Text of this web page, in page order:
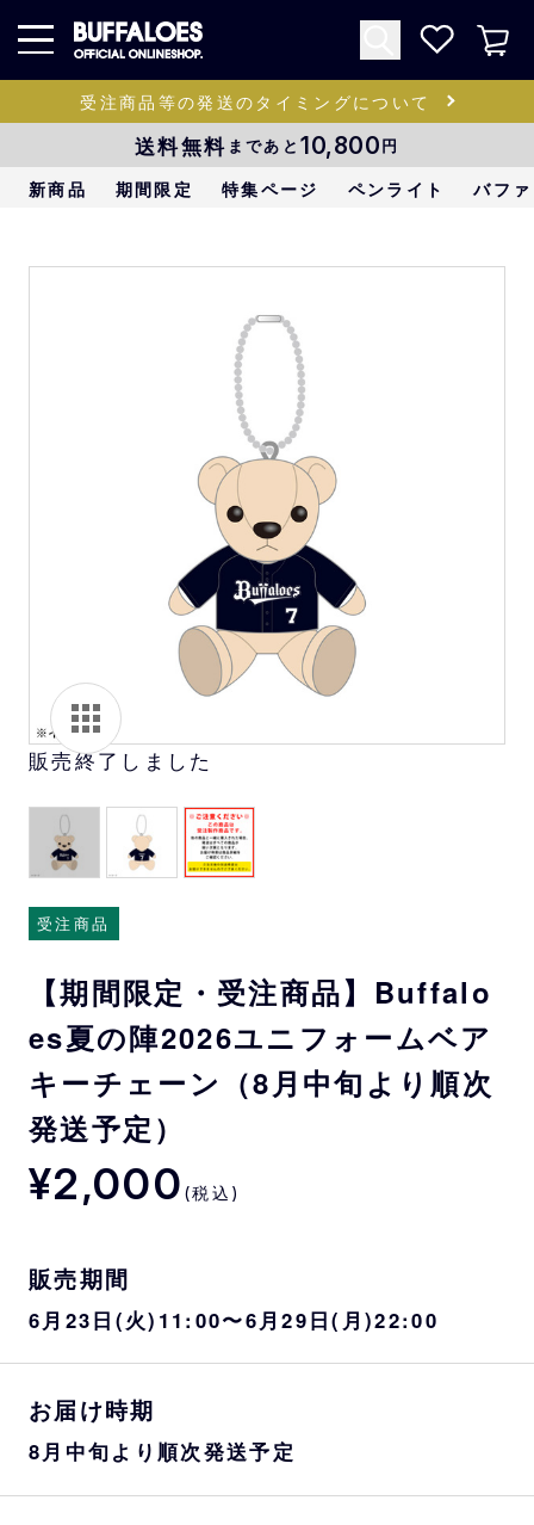
受注商品等の発送のタイミングについて
送料無料 まであと 10,800円
新商品 期間限定 特集ページ ペンライト バフ
販売終了しました
受注商品
【期間限定・受注商品】Buffalo
es夏の陣2026ユニフォームベア
キーチェーン（8月中旬より順次
発送予定）
¥2,000 (税込)
販売期間
6月23日(火)11:00〜6月29日(月)22:00
お届け時期
8月中旬より順次発送予定